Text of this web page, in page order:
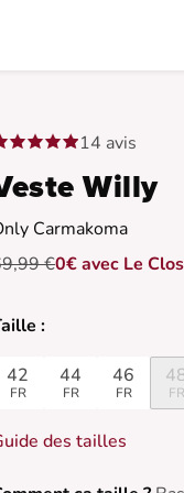
14 avis
Willy
Carmakoma
€0€ avec Le
:
42
FR
44
FR
46
FR FR
des tailles